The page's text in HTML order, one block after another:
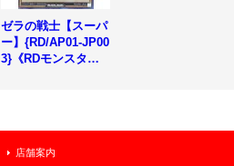
ゼラの戦士【スーパ
ー】{RD/AP01-JP00
3}《RDモンスタ
店舗案内